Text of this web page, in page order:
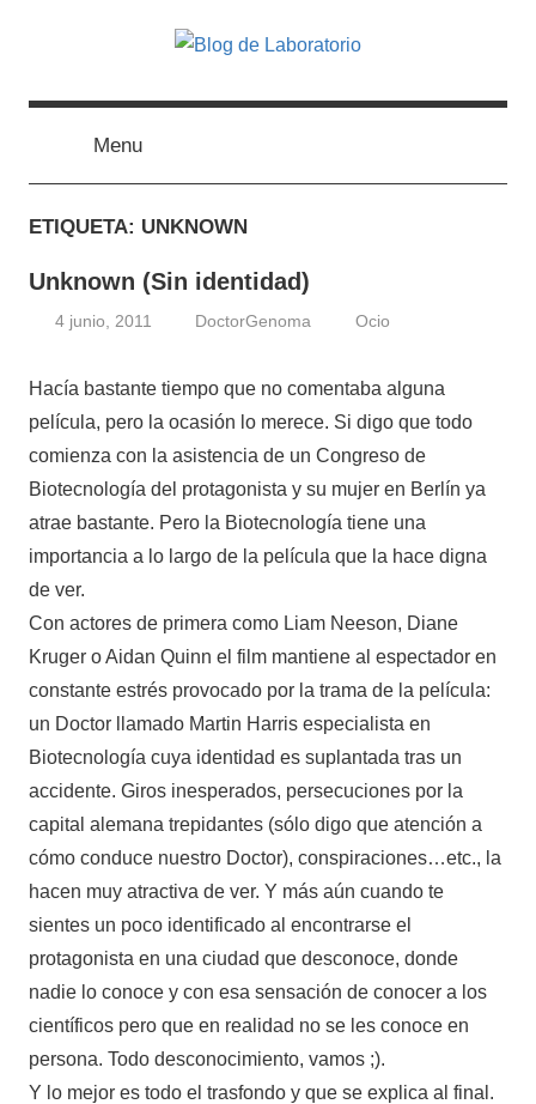
Blog
Laboratorio
Tutoriales,
Ocio
un
Laboratorio
Menu
ETIQUETA: UNKNOWN
Unknown (Sin identidad)
4 junio, 2011 DoctorGenoma Ocio
Hacía bastante tiempo que no comentaba alguna
película, pero la ocasión lo merece. Si digo que todo
comienza con la asistencia de un Congreso de
Biotecnología del protagonista y su mujer en Berlín ya
atrae bastante. Pero la Biotecnología tiene una
importancia a lo largo de la película que la hace digna
de ver.
Con actores de primera como Liam Neeson, Diane
Kruger o Aidan Quinn el film mantiene al espectador en
constante estrés provocado por la trama de la película:
un Doctor llamado Martin Harris especialista en
Biotecnología cuya identidad es suplantada tras un
accidente. Giros inesperados, persecuciones por la
capital alemana trepidantes (sólo digo que atención a
cómo conduce nuestro Doctor), conspiraciones…etc., la
hacen muy atractiva de ver. Y más aún cuando te
sientes un poco identificado al encontrarse el
protagonista en una ciudad que desconoce, donde
nadie lo conoce y con esa sensación de conocer a los
científicos pero que en realidad no se les conoce en
persona. Todo desconocimiento, vamos ;).
Y lo mejor es todo el trasfondo y que se explica al final.